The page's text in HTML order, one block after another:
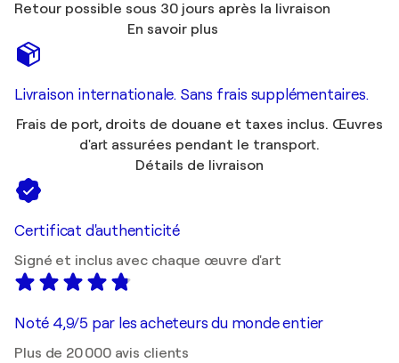
Retour possible sous 30 jours après la livraison
En savoir plus
Livraison internationale. Sans frais supplémentaires.
Frais de port, droits de douane et taxes inclus. Œuvres
d'art assurées pendant le transport.
Détails de livraison
Certificat d'authenticité
Signé et inclus avec chaque œuvre d'art
Noté 4,9/5 par les acheteurs du monde entier
Plus de 20 000 avis clients